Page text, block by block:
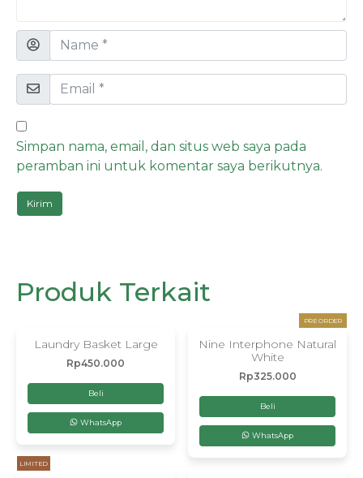
Simpan nama, email, dan situs web saya pada
peramban ini untuk komentar saya berikutnya.
Produk Terkait
Laundry Basket Large
Rp450.000
Beli
WhatsApp
PRE ORDER
Nine Interphone Natural
White
Rp325.000
Beli
WhatsApp
LIMITED